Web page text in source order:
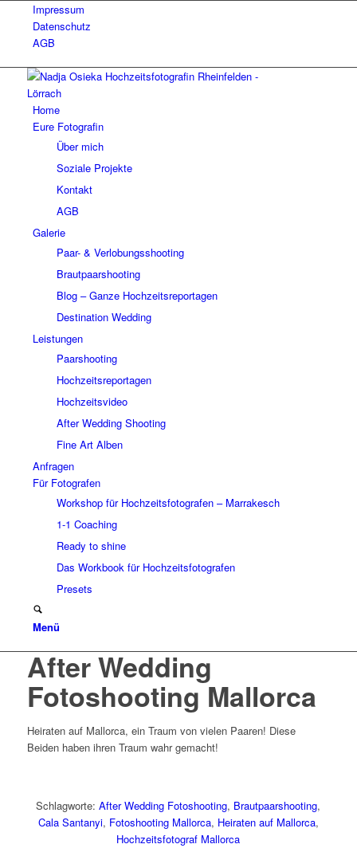
Impressum
Datenschutz
AGB
Home
Eure Fotografin
Über mich
Soziale Projekte
Kontakt
AGB
Galerie
Paar- & Verlobungsshooting
Brautpaarshooting
Blog – Ganze Hochzeitsreportagen
Destination Wedding
Leistungen
Paarshooting
Hochzeitsreportagen
Hochzeitsvideo
After Wedding Shooting
Fine Art Alben
Anfragen
Für Fotografen
Workshop für Hochzeitsfotografen – Marrakesch
1-1 Coaching
Ready to shine
Das Workbook für Hochzeitsfotografen
Presets
Menü
After Wedding
Fotoshooting Mallorca
Heiraten auf Mallorca, ein Traum von vielen Paaren! Diese
Beiden haben ihren Traum wahr gemacht!
Schlagworte:After Wedding Fotoshooting, Brautpaarshooting,
Cala Santanyi, Fotoshooting Mallorca, Heiraten auf Mallorca,
Hochzeitsfotograf Mallorca